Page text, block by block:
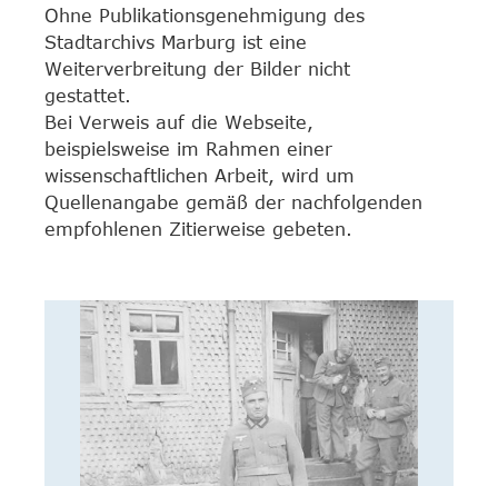
Ohne Publikationsgenehmigung des
Stadtarchivs Marburg ist eine
Weiterverbreitung der Bilder nicht
gestattet.
Bei Verweis auf die Webseite,
beispielsweise im Rahmen einer
wissenschaftlichen Arbeit, wird um
Quellenangabe gemäß der nachfolgenden
empfohlenen Zitierweise gebeten.